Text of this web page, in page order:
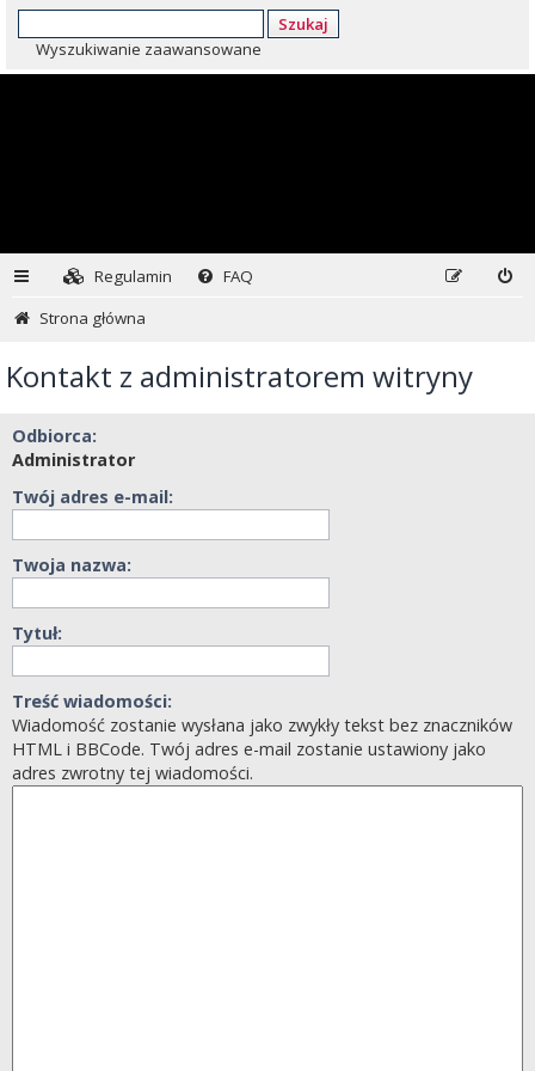
Szukaj
Wyszukiwanie zaawansowane
Regulamin
FAQ
Strona główna
Kontakt z administratorem witryny
Odbiorca:
Administrator
Twój adres e-mail:
Twoja nazwa:
Tytuł:
Treść wiadomości:
Wiadomość zostanie wysłana jako zwykły tekst bez znaczników
HTML i BBCode. Twój adres e-mail zostanie ustawiony jako
adres zwrotny tej wiadomości.